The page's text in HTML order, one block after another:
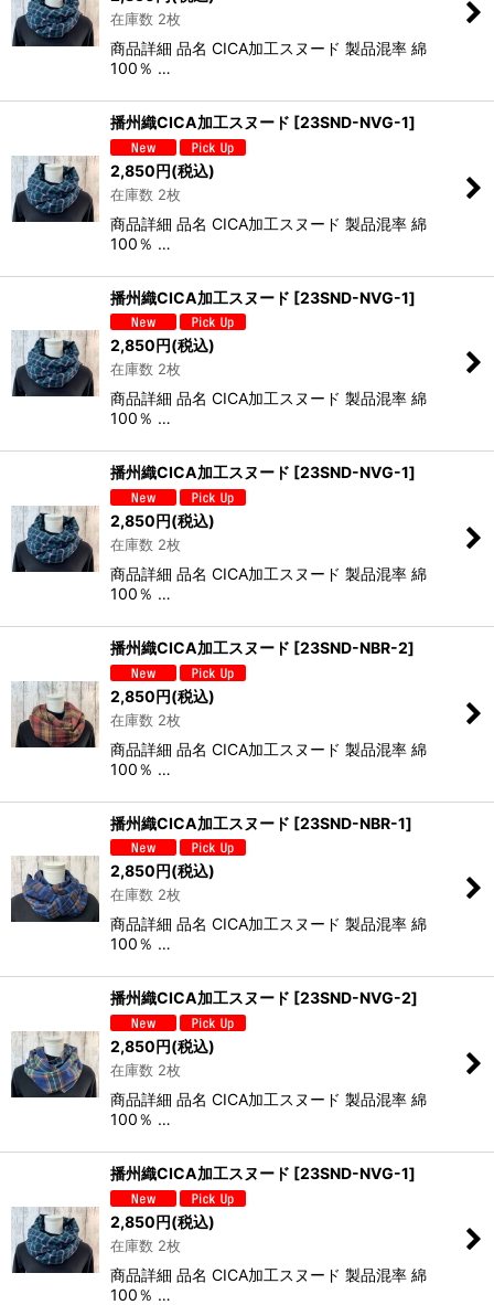
在庫数 2枚
商品詳細 品名 CICA加工スヌード 製品混率 綿
100％ …
播州織CICA加工スヌード [23SND-NVG-1]
2,850円(税込)
在庫数 2枚
商品詳細 品名 CICA加工スヌード 製品混率 綿
100％ …
播州織CICA加工スヌード [23SND-NVG-1]
2,850円(税込)
在庫数 2枚
商品詳細 品名 CICA加工スヌード 製品混率 綿
100％ …
播州織CICA加工スヌード [23SND-NVG-1]
2,850円(税込)
在庫数 2枚
商品詳細 品名 CICA加工スヌード 製品混率 綿
100％ …
播州織CICA加工スヌード [23SND-NBR-2]
2,850円(税込)
在庫数 2枚
商品詳細 品名 CICA加工スヌード 製品混率 綿
100％ …
播州織CICA加工スヌード [23SND-NBR-1]
2,850円(税込)
在庫数 2枚
商品詳細 品名 CICA加工スヌード 製品混率 綿
100％ …
播州織CICA加工スヌード [23SND-NVG-2]
2,850円(税込)
在庫数 2枚
商品詳細 品名 CICA加工スヌード 製品混率 綿
100％ …
播州織CICA加工スヌード [23SND-NVG-1]
2,850円(税込)
在庫数 2枚
商品詳細 品名 CICA加工スヌード 製品混率 綿
100％ …